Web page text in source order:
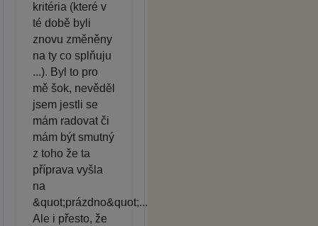
kritéria (které v
té době byli
znovu změněny
na ty co splňuju
...). Byl to pro
mě šok, nevěděl
jsem jestli se
mám radovat či
mám být smutný
z toho že ta
příprava vyšla
na
&quot;prázdno&quot;...
Ale i přesto, že